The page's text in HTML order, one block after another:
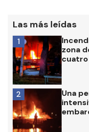
Las más leídas
zona
1
Una
2